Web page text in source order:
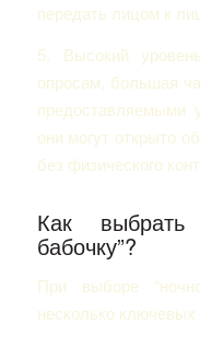
передать лицом к
5. Высокий
опросам, большая
предоставляемыми
они могут открыто
без физического
Как выбрать
бабочку”?
При выборе
несколько